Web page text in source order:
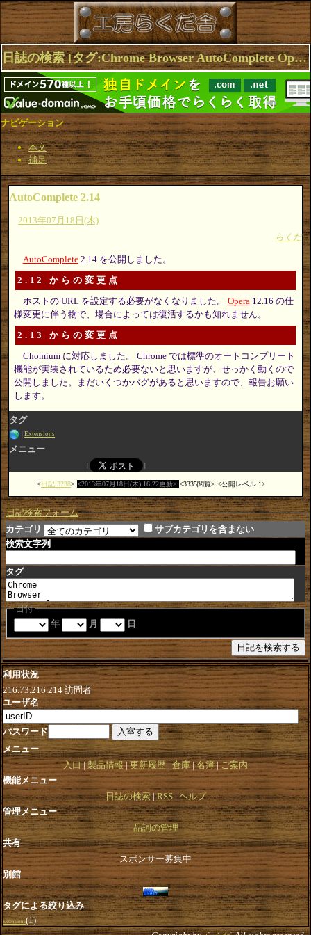
日誌の検索 [タグ:Chrome Browser AutoComplete Opera] 1～1(1件中)
ナビゲーション
本文
補足
AutoComplete 2.14
2013年07月18日(木)
らくだ
AutoComplete2.14 を公開しました。
2.12 からの変更点
ホストの URL を設定する必要がなくなりました。 Opera12.16 の仕
様変更に伴う物で、場合によっては復活するかも知れません。
2.13 からの変更点
Chomium に対応しました。 Chrome では標準のオートコンプリート
機能が実装されているため必要ないと思いますが、せっかく動くので
公開しました。まだいくつかバグがあると思いますので、報告お願い
します。
タグ
Extensions
メニュー
日記:3238 2013年07月18日(木) 16:22更新 3335閲覧 公開レベル 1
日記検索フォーム
カテゴリ
サブカテゴリを含まない
検索文字列
タグ
日付
年
月 日
利用状況
216.73.216.214訪問者
ユーザ名
パスワード
メニュー
入口 製品情報 更新履歴 倉庫 名簿 ご案内
機能メニュー
日誌の検索 RSS ヘルプ
管理メニュー
品詞の管理
共有
スポンサー募集中
別館
タグによる絞り込み
Extensions(1)